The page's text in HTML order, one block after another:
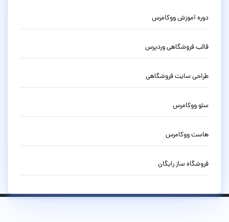
دوره آموزش ووکامرس
قالب فروشگاهی وردپرس
طراحی سایت فروشگاهی
سئو ووکامرس
هاست ووکامرس
فروشگاه ساز رایگان